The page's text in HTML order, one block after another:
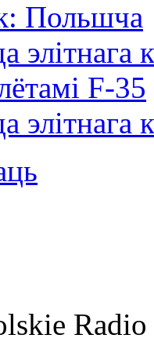
элітнага